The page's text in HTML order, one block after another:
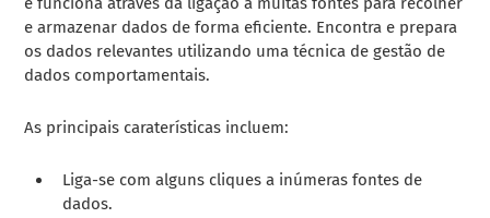
e armazenar dados de forma eficiente. Encontra e prepara
os dados relevantes utilizando uma técnica de gestão de
dados comportamentais.
As principais caraterísticas incluem:
Liga-se com alguns cliques a inúmeras fontes de
dados.